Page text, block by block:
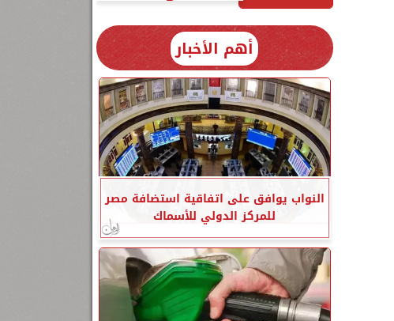
أهم الأخبار
النواب يوافق على اتفاقية استضافة مصر
للمركز الدولي للأسماك